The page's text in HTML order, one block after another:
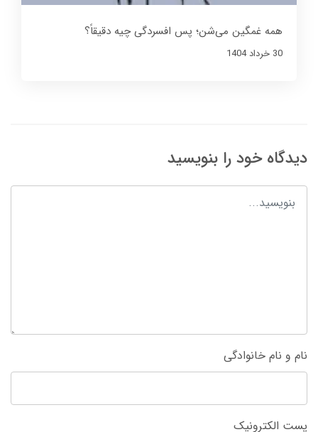
همه غمگین می‌شن؛ پس افسردگی چیه دقیقاً؟
30 خرداد 1404
دیدگاه خود را بنویسید
نام و نام خانوادگی
پست الکترونیک